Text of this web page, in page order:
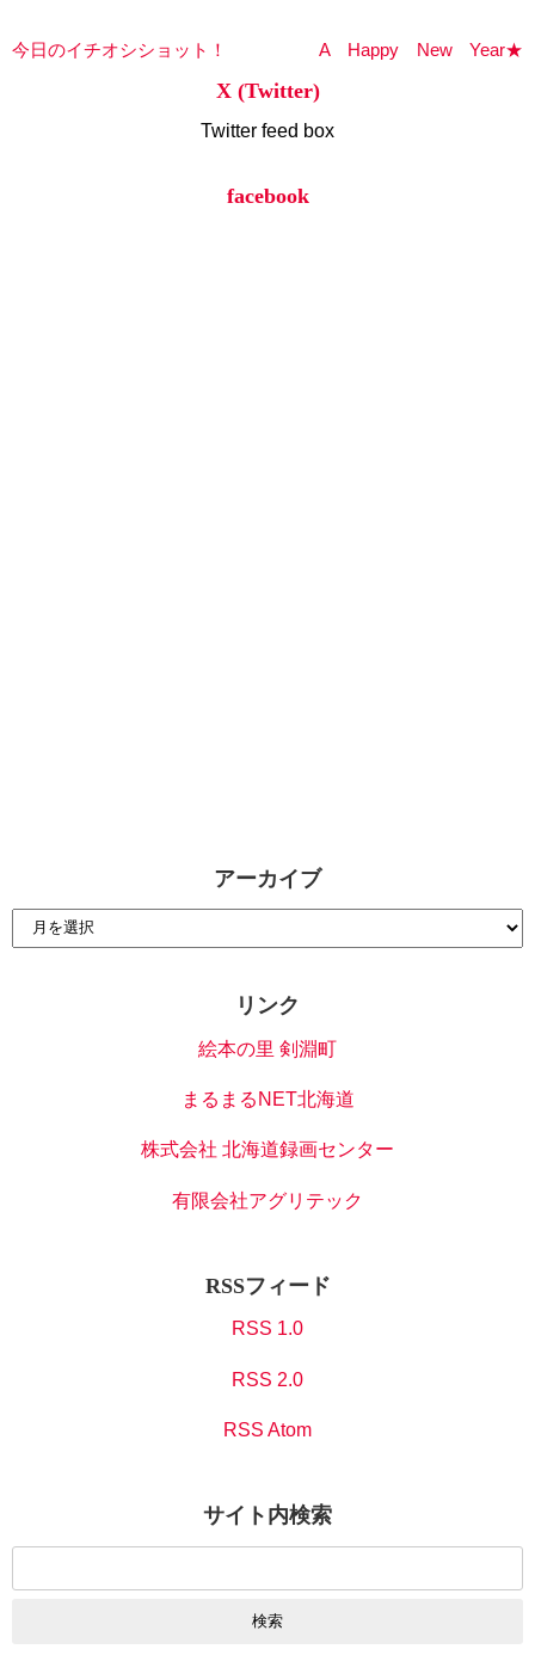
今日のイチオシショット！ A Happy New Year★
X (Twitter)
Twitter feed box
facebook
アーカイブ
リンク
絵本の里 剣淵町
まるまるNET北海道
株式会社 北海道録画センター
有限会社アグリテック
RSSフィード
RSS 1.0
RSS 2.0
RSS Atom
サイト内検索